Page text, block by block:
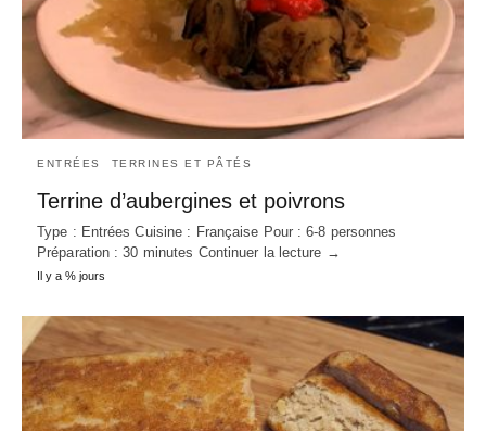
ENTRÉES TERRINES ET PÂTÉS
Terrine d’aubergines et poivrons
Type : Entrées Cuisine : Française Pour : 6-8 personnes
Préparation : 30 minutes Continuer la lecture →
Il y a % jours